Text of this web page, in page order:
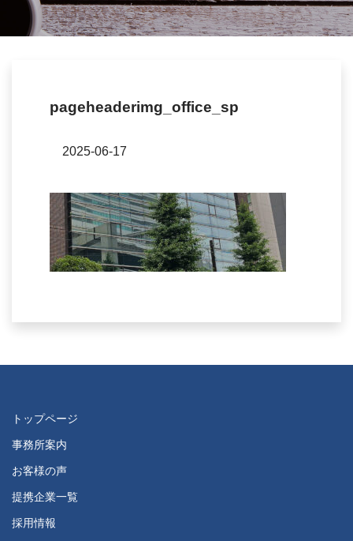
pageheaderimg_office_sp
2025-06-17
トップページ
事務所案内
お客様の声
提携企業一覧
採用情報